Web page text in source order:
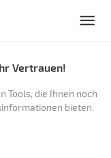
Vertrauen!
Tools, die Ihnen noch
bieten.